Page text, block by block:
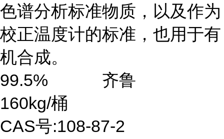
色谱分析标准物质，以及作为
校正温度计的标准，也用于有
机合成。
99.5% 齐鲁
160kg/桶
CAS号:108-87-2